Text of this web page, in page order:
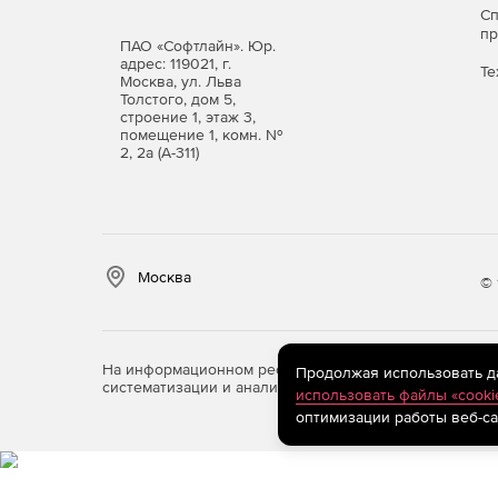
работает на рабочих
операционные системы: Windows XP SP3 —
Linux с GLIBC 2.27 и выше (платформа x86);
оперативная память: 1 ГБ (32-бит) или 2 ГБ
ПАО «Софтлайн». Юр.
адрес: 119021, г.
Москва, ул. Льва
Толстого, дом 5,
строение 1, этаж 3,
помещение 1, комн. №
2, 2а (А-311)
Москва ©
На информационном ресурсе store.softline.ru
систематизации и анализа сведений, относящихся
Продолжая использовать
использовать файлы
оптимизации работы веб-